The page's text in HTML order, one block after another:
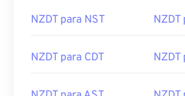
NZDT para NST NZDT
NZDT para CDT NZDT